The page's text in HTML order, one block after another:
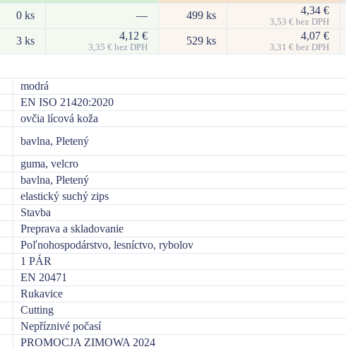
0 ks — 499 ks 4,34 €
3,53 €bez DPH
3 ks 4,12 €
3,35 €bez DPH
529 ks 4,07 €
3,31 €bez DPH
modrá
EN ISO 21420:2020
ovčia lícová koža
bavlna, Pletený
guma, velcro
bavlna, Pletený
elastický suchý zips
Stavba
Preprava a skladovanie
Poľnohospodárstvo, lesníctvo, rybolov
1 PÁR
EN 20471
Rukavice
Cutting
Nepříznivé počasí
PROMOCJA ZIMOWA 2024